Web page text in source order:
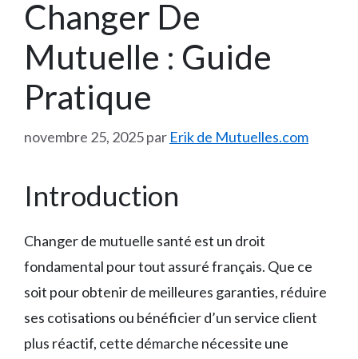
Changer De
Mutuelle : Guide
Pratique
novembre 25, 2025par Erik de Mutuelles.com
Introduction
Changer de mutuelle santé est un droit
fondamental pour tout assuré français. Que ce
soit pour obtenir de meilleures garanties, réduire
ses cotisations ou bénéficier d’un service client
plus réactif, cette démarche nécessite une